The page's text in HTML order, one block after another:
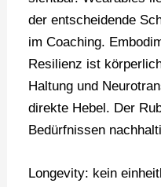
der entscheidende
im Coaching.
Resilienz ist
Haltung und
direkte Hebel. Der
Bedürfnissen
Longevity: kein